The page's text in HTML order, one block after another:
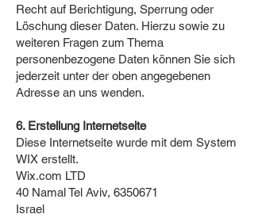
Recht auf Berichtigung, Sperrung oder
Löschung dieser Daten. Hierzu sowie zu
weiteren Fragen zum Thema
personenbezogene Daten können Sie sich
jederzeit unter der oben angegebenen
Adresse an uns wenden.
6. Erstellung Internetseite
Diese Internetseite wurde mit dem System
WIX erstellt.
Wix.com LTD
40 Namal Tel Aviv, 6350671
Israel